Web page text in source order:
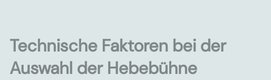
Technische Faktoren bei der
Auswahl der Hebebühne